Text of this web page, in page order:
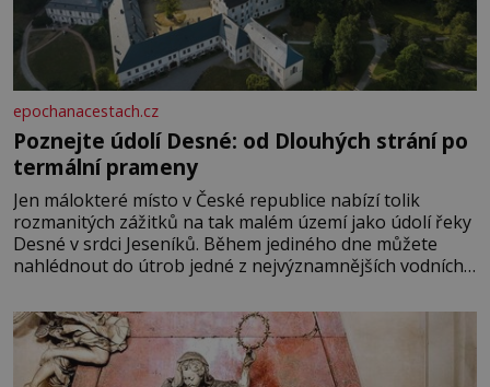
epochanacestach.cz
Poznejte údolí Desné: od Dlouhých strání po
termální prameny
Jen málokteré místo v České republice nabízí tolik
rozmanitých zážitků na tak malém území jako údolí řeky
Desné v srdci Jeseníků. Během jediného dne můžete
nahlédnout do útrob jedné z nejvýznamnějších vodních
se na koloběžce a den zakončit poznáváním památek ve
Velkých Losinách nebo v termálním